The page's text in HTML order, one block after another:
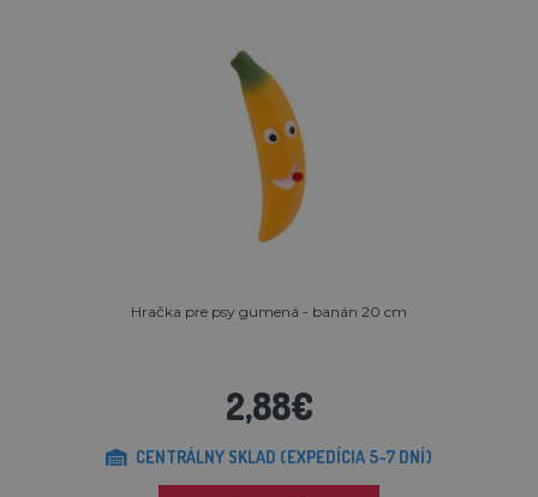
Hračka pre psy gumená - banán 20 cm
2,88€
CENTRÁLNY SKLAD (EXPEDÍCIA 5-7 DNÍ)